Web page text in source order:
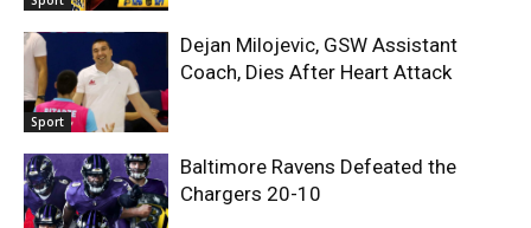
Sport
Dejan Milojevic, GSW Assistant
Coach, Dies After Heart Attack
Baltimore Ravens Defeated the
Chargers 20-10